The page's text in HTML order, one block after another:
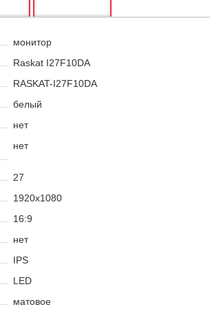
монитор
Raskat I27F10DA
RASKAT-I27F10DA
белый
нет
нет
27
1920x1080
16:9
нет
IPS
LED
матовое